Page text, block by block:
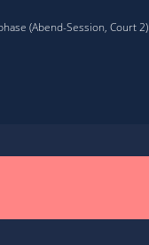
(Abend-Session, Court 2)